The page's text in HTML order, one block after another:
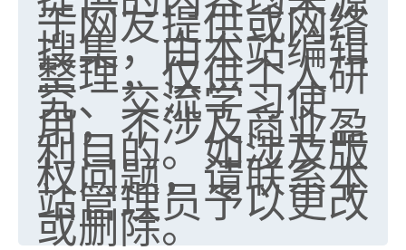
于网友提供或网络
搜集，由本站编辑
整理，仅供个人研
究、交流学习使
用，不涉及商业盈
利目的。如涉及版
权问题，请联系本
站管理员予以更改
或删除。